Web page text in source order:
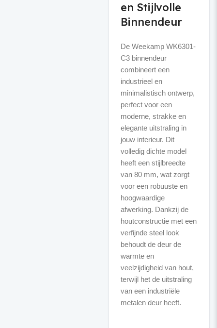
en Stijlvolle
Binnendeur
De Weekamp WK6301-
C3 binnendeur
combineert een
industrieel en
minimalistisch ontwerp,
perfect voor een
moderne, strakke en
elegante uitstraling in
jouw interieur. Dit
volledig dichte model
heeft een stijlbreedte
van 80 mm, wat zorgt
voor een robuuste en
hoogwaardige
afwerking. Dankzij de
houtconstructie met een
verfijnde steel look
behoudt de deur de
warmte en
veelzijdigheid van hout,
terwijl het de uitstraling
van een industriële
metalen deur heeft.